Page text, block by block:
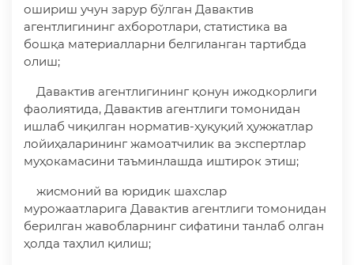
ошириш учун зарур бўлган Давактив
агентлигининг ахборотлари, статистика ва
бошқа материалларни белгиланган тартибда
олиш;
Давактив агентлигининг қонун ижодкорлиги
фаолиятида, Давактив агентлиги томонидан
ишлаб чиқилган норматив-ҳуқуқий ҳужжатлар
лойиҳаларининг жамоатчилик ва экспертлар
муҳокамасини таъминлашда иштирок этиш;
жисмоний ва юридик шахслар
мурожаатларига Давактив агентлиги томонидан
берилган жавобларнинг сифатини танлаб олган
ҳолда таҳлил қилиш;